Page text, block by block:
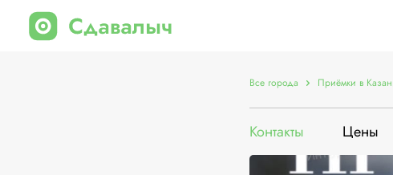
Все города Приёмки в
Контакты Цены